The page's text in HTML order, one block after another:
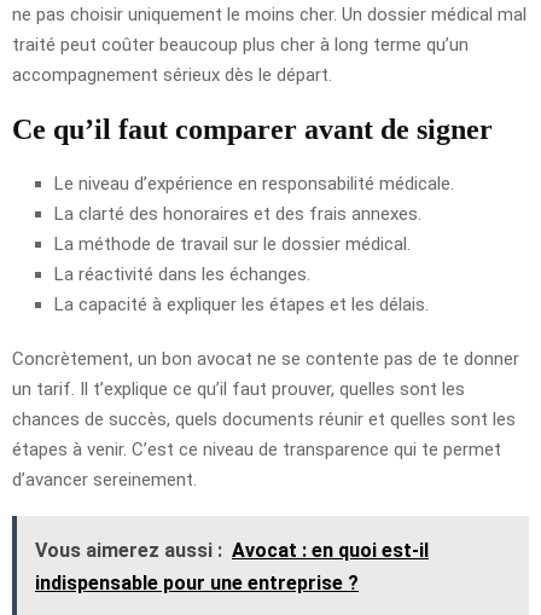
ne pas choisir uniquement le moins cher. Un dossier médical mal
traité peut coûter beaucoup plus cher à long terme qu’un
accompagnement sérieux dès le départ.
Ce qu’il faut comparer avant de signer
Le niveau d’expérience en responsabilité médicale.
La clarté des honoraires et des frais annexes.
La méthode de travail sur le dossier médical.
La réactivité dans les échanges.
La capacité à expliquer les étapes et les délais.
Concrètement, un bon avocat ne se contente pas de te donner
un tarif. Il t’explique ce qu’il faut prouver, quelles sont les
chances de succès, quels documents réunir et quelles sont les
étapes à venir. C’est ce niveau de transparence qui te permet
d’avancer sereinement.
Vous aimerez aussi : Avocat : en quoi est-il
indispensable pour une entreprise ?